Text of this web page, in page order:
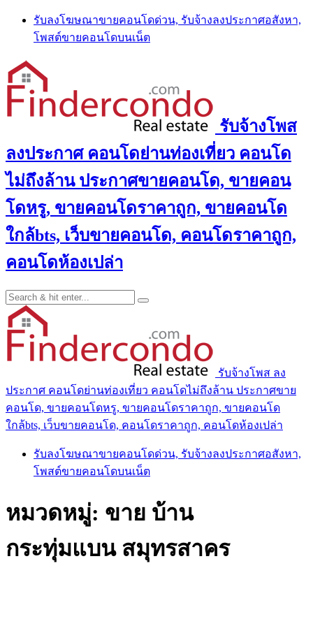
Skip
content
รับลงโฆษณาขายคอนโดด่วน, รับจ้างลงประกาศอสังหา,
โพสต์ขายคอนโดบนเน็ต
รับจ้างโพส
ลงประกาศ คอนโดย่านท่องเที่ยว คอนโด
ไม่ถึงล้าน ประกาศขายคอนโด, ขายคอน
โดหรู, ขายคอนโดราคาถูก, ขายคอนโด
ใกล้bts, เว็บขายคอนโด, คอนโดราคาถูก,
คอนโดห้องเปล่า
รับจ้างโพส ลง
ประกาศ คอนโดย่านท่องเที่ยว คอนโดไม่ถึงล้าน ประกาศขาย
คอนโด, ขายคอนโดหรู, ขายคอนโดราคาถูก, ขายคอนโด
ใกล้bts, เว็บขายคอนโด, คอนโดราคาถูก, คอนโดห้องเปล่า
รับลงโฆษณาขายคอนโดด่วน, รับจ้างลงประกาศอสังหา,
โพสต์ขายคอนโดบนเน็ต
หมวดหมู่: ขาย บ้าน
กระทุ่มแบน สมุทรสาคร